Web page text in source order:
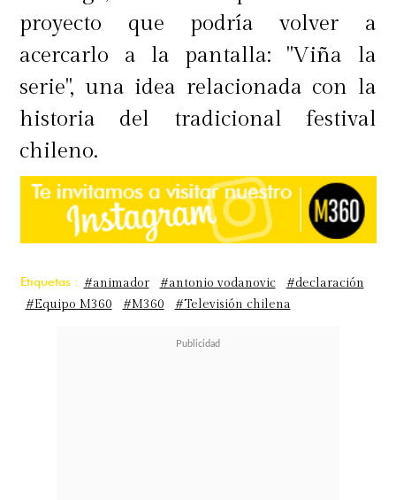
proyecto que podría volver a
acercarlo a la pantalla: "Viña la
serie", una idea relacionada con la
historia del tradicional festival
chileno.
Etiquetas : #animador #antonio vodanovic
#declaración
#Equipo M360
#M360 #Televisión chilena